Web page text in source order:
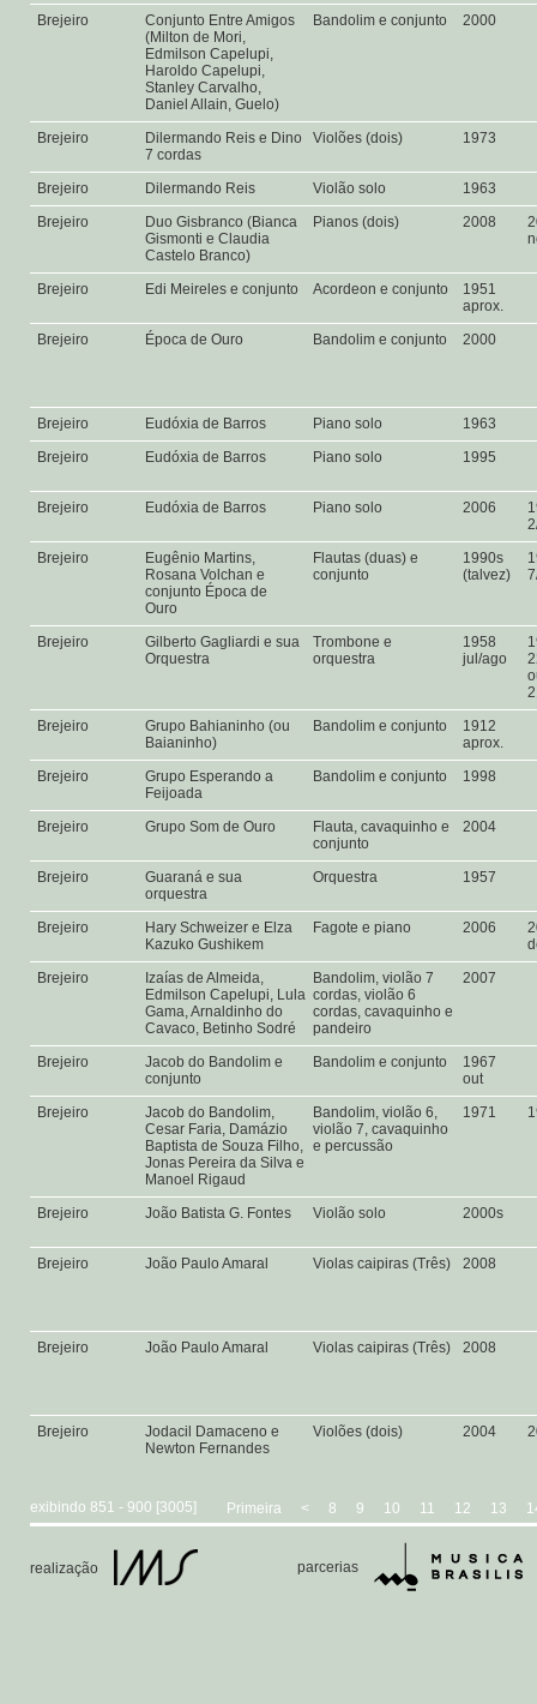
Brejeiro
Conjunto Entre Amigos
(Milton de Mori,
Edmilson Capelupi,
Haroldo Capelupi,
Stanley Carvalho,
Daniel Allain, Guelo)
Bandolim e conjunto 2000
Brejeiro
Dilermando Reis e Dino
7 cordas
Violões (dois) 1973
Brejeiro Dilermando Reis Violão solo
1963
Brejeiro
Duo Gisbranco (Bianca
Gismonti e Claudia
Castelo Branco)
Pianos (dois) 2008
Brejeiro Edi Meireles e conjunto Acordeon e conjunto
1951
aprox.
Brejeiro
Época de Ouro Bandolim e conjunto 2000
Brejeiro Eudóxia de Barros Piano solo
1963
Brejeiro
Eudóxia de Barros Piano solo 1995
Brejeiro Eudóxia de Barros Piano solo 2006
Brejeiro
Eugênio Martins,
Rosana Volchan e
conjunto Época de
Ouro
Flautas (duas) e
conjunto
1990s
(talvez)
Brejeiro
Gilberto Gagliardi e sua
Orquestra
Trombone e
orquestra
1958
jul/ago
Brejeiro
Grupo Bahianinho (ou
Baianinho)
Bandolim e conjunto
1912
aprox.
Brejeiro
Grupo Esperando a
Feijoada
Bandolim e conjunto 1998
Brejeiro Grupo Som de Ouro
Flauta, cavaquinho e
conjunto
2004
Brejeiro
Guaraná e sua
orquestra
Orquestra 1957
Brejeiro
Hary Schweizer e Elza
Kazuko Gushikem
Fagote e piano 2006
Brejeiro
Izaías de Almeida,
Edmilson Capelupi, Lula
Gama, Arnaldinho do
Cavaco, Betinho Sodré
Bandolim, violão 7
cordas, violão 6
cordas, cavaquinho e
pandeiro
2007
Brejeiro
Jacob do Bandolim e
conjunto
Bandolim e conjunto
1967
out
Brejeiro
Jacob do Bandolim,
Cesar Faria, Damázio
Baptista de Souza Filho,
Jonas Pereira da Silva e
Manoel Rigaud
Bandolim, violão 6,
violão 7, cavaquinho
e percussão
1971
Brejeiro João Batista G. Fontes Violão solo 2000s
Brejeiro João Paulo Amaral Violas caipiras (Três) 2008
Brejeiro João Paulo Amaral Violas caipiras (Três) 2008
Brejeiro
Jodacil Damaceno e
Newton Fernandes
Violões (dois) 2004
exibindo 851 - 900 [3005] Primeira < 8 9 10 11 12 13
realização parcerias